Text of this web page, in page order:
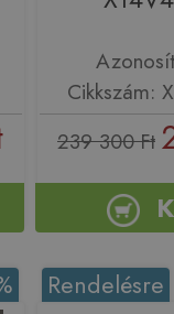
Cikkszám:
239 300 Ft
Rendelésre